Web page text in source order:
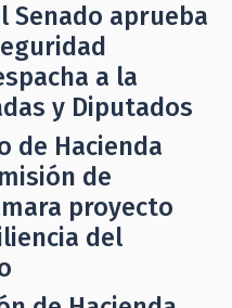
Senado aprueba
a la
y Diputados
de Hacienda
de
proyecto
del